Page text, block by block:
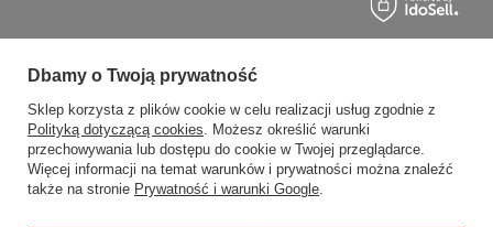
MOJE ZAMÓWIENIE
Status zamówienia
×
✨ Asystent zakupowy
Napisz czego szukasz — pokażę
gotowe propozycje.
Dbamy o Twoją prywatność
Sklep korzysta z plików cookie w celu realizacji usług zgodnie z
Polityką dotyczącą cookies. Możesz określić warunki
przechowywania lub dostępu do cookie w Twojej przeglądarce.
Więcej informacji na temat warunków i prywatności można znaleźć
także na stronie Prywatność i warunki Google.